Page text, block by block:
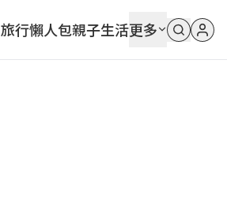
旅行懶人包親子生活更多